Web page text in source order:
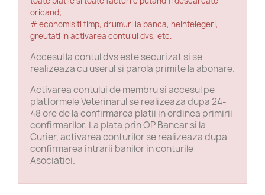
oricand;
# economisiti timp, drumuri la banca, neintelegeri,
greutati in activarea contului dvs, etc.
Accesul la contul dvs este securizat si se
realizeaza cu userul si parola primite la abonare.
Activarea contului de membru si accesul pe
platformele Veterinarul se realizeaza dupa 24-
48 ore de la confirmarea platii in ordinea primirii
confirmarilor. La plata prin OP Bancar si la
Curier, activarea conturilor se realizeaza dupa
confirmarea intrarii banilor in conturile
Asociatiei.